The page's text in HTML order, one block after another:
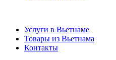
Услуги в Вьетнаме
Товары из Вьетнама
Контакты